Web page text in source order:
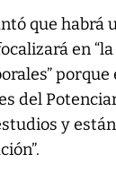
que habrá
en
porque
del
y